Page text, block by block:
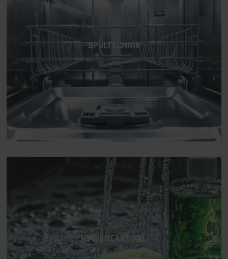
SPÜLTECHNIK
HYGIENEARTIKEL